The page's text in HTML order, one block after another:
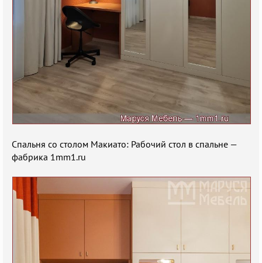
Спальня со столом Макиато: Рабочий стол в спальне —
фабрика 1mm1.ru